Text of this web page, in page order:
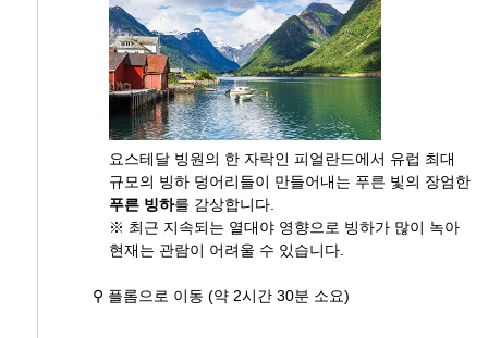
요스테달 빙원의 한 자락인 피얼란드에서 유럽 최대
규모의 빙하 덩어리들이 만들어내는 푸른 빛의 장엄한
푸른 빙하를 감상합니다.
※ 최근 지속되는 열대야 영향으로 빙하가 많이 녹아
현재는 관람이 어려울 수 있습니다.
⚲ 플롬으로 이동 (약 2시간 30분 소요)